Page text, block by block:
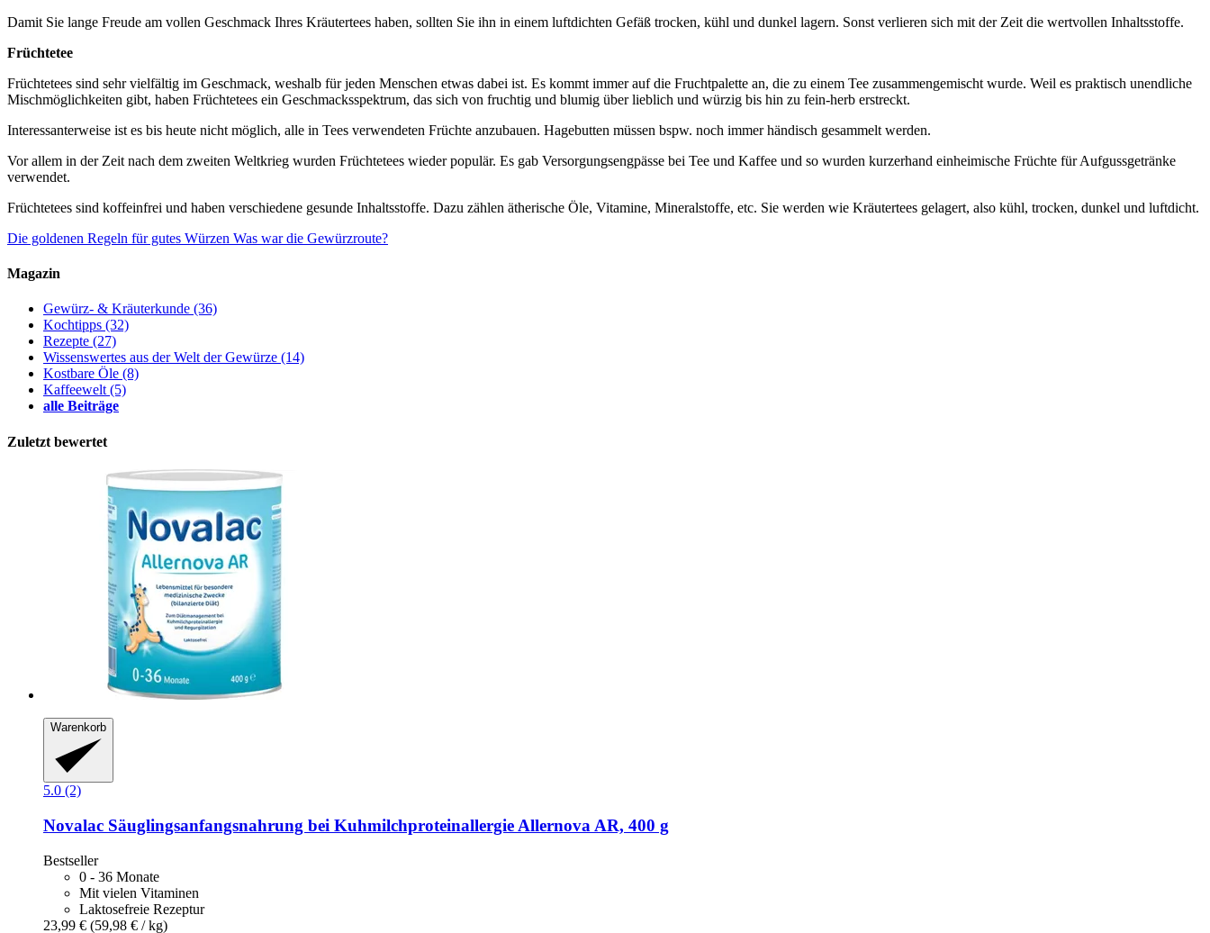
Damit Sie lange Freude am vollen Geschmack Ihres Kräutertees haben, sollten Sie ihn in einem luftdichten Gefäß trocken, kühl und dunkel lagern. Sonst verlieren sich mit der Zeit die wertvollen Inhaltsstoffe.
Früchtetee
Früchtetees sind sehr vielfältig im Geschmack, weshalb für jeden Menschen etwas dabei ist. Es kommt immer auf die Fruchtpalette an, die zu einem Tee zusammengemischt wurde. Weil es praktisch unendliche
Mischmöglichkeiten gibt, haben Früchtetees ein Geschmacksspektrum, das sich von fruchtig und blumig über lieblich und würzig bis hin zu fein-herb erstreckt.
Interessanterweise ist es bis heute nicht möglich, alle in Tees verwendeten Früchte anzubauen. Hagebutten müssen bspw. noch immer händisch gesammelt werden.
Vor allem in der Zeit nach dem zweiten Weltkrieg wurden Früchtetees wieder populär. Es gab Versorgungsengpässe bei Tee und Kaffee und so wurden kurzerhand einheimische Früchte für Aufgussgetränke
verwendet.
Früchtetees sind koffeinfrei und haben verschiedene gesunde Inhaltsstoffe. Dazu zählen ätherische Öle, Vitamine, Mineralstoffe, etc. Sie werden wie Kräutertees gelagert, also kühl, trocken, dunkel und luftdicht.
Die goldenen Regeln für gutes Würzen Was war die Gewürzroute?
Magazin
Gewürz- & Kräuterkunde (36)
Kochtipps (32)
Rezepte (27)
Wissenswertes aus der Welt der Gewürze (14)
Kostbare Öle (8)
Kaffeewelt(5)
alle Beiträge
Zuletzt bewertet
Warenkorb
5.0 (2)
Novalac Säuglingsanfangsnahrung bei Kuhmilchproteinallergie Allernova AR, 400 g
Bestseller
0 - 36 Monate
Mit vielen Vitaminen
Laktosefreie Rezeptur
23,99 € (59,98 € / kg)